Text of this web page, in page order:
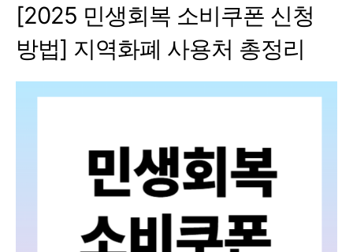
[2025 민생회복 소비쿠폰 신청
방법] 지역화폐 사용처 총정리